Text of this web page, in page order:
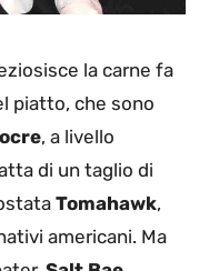
la carne fa
piatto, che sono
, a livello
di un taglio di
Tomahawk,
americani. Ma